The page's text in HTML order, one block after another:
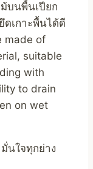
บนพื้นเปียก
เกาะพื้นได้ดี
made of
suitable
with
to drain
on wet
นใจทุกย่าง